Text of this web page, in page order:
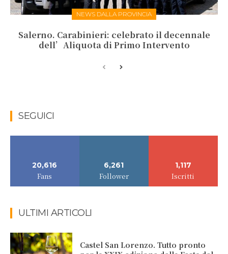
NEWS DALLA PROVINCIA
Salerno. Carabinieri: celebrato il decennale
dell’Aliquota di Primo Intervento
SEGUICI
20,616
Fans
6,261
Follower
1,117
Iscritti
ULTIMI ARTICOLI
Castel San Lorenzo. Tutto pronto